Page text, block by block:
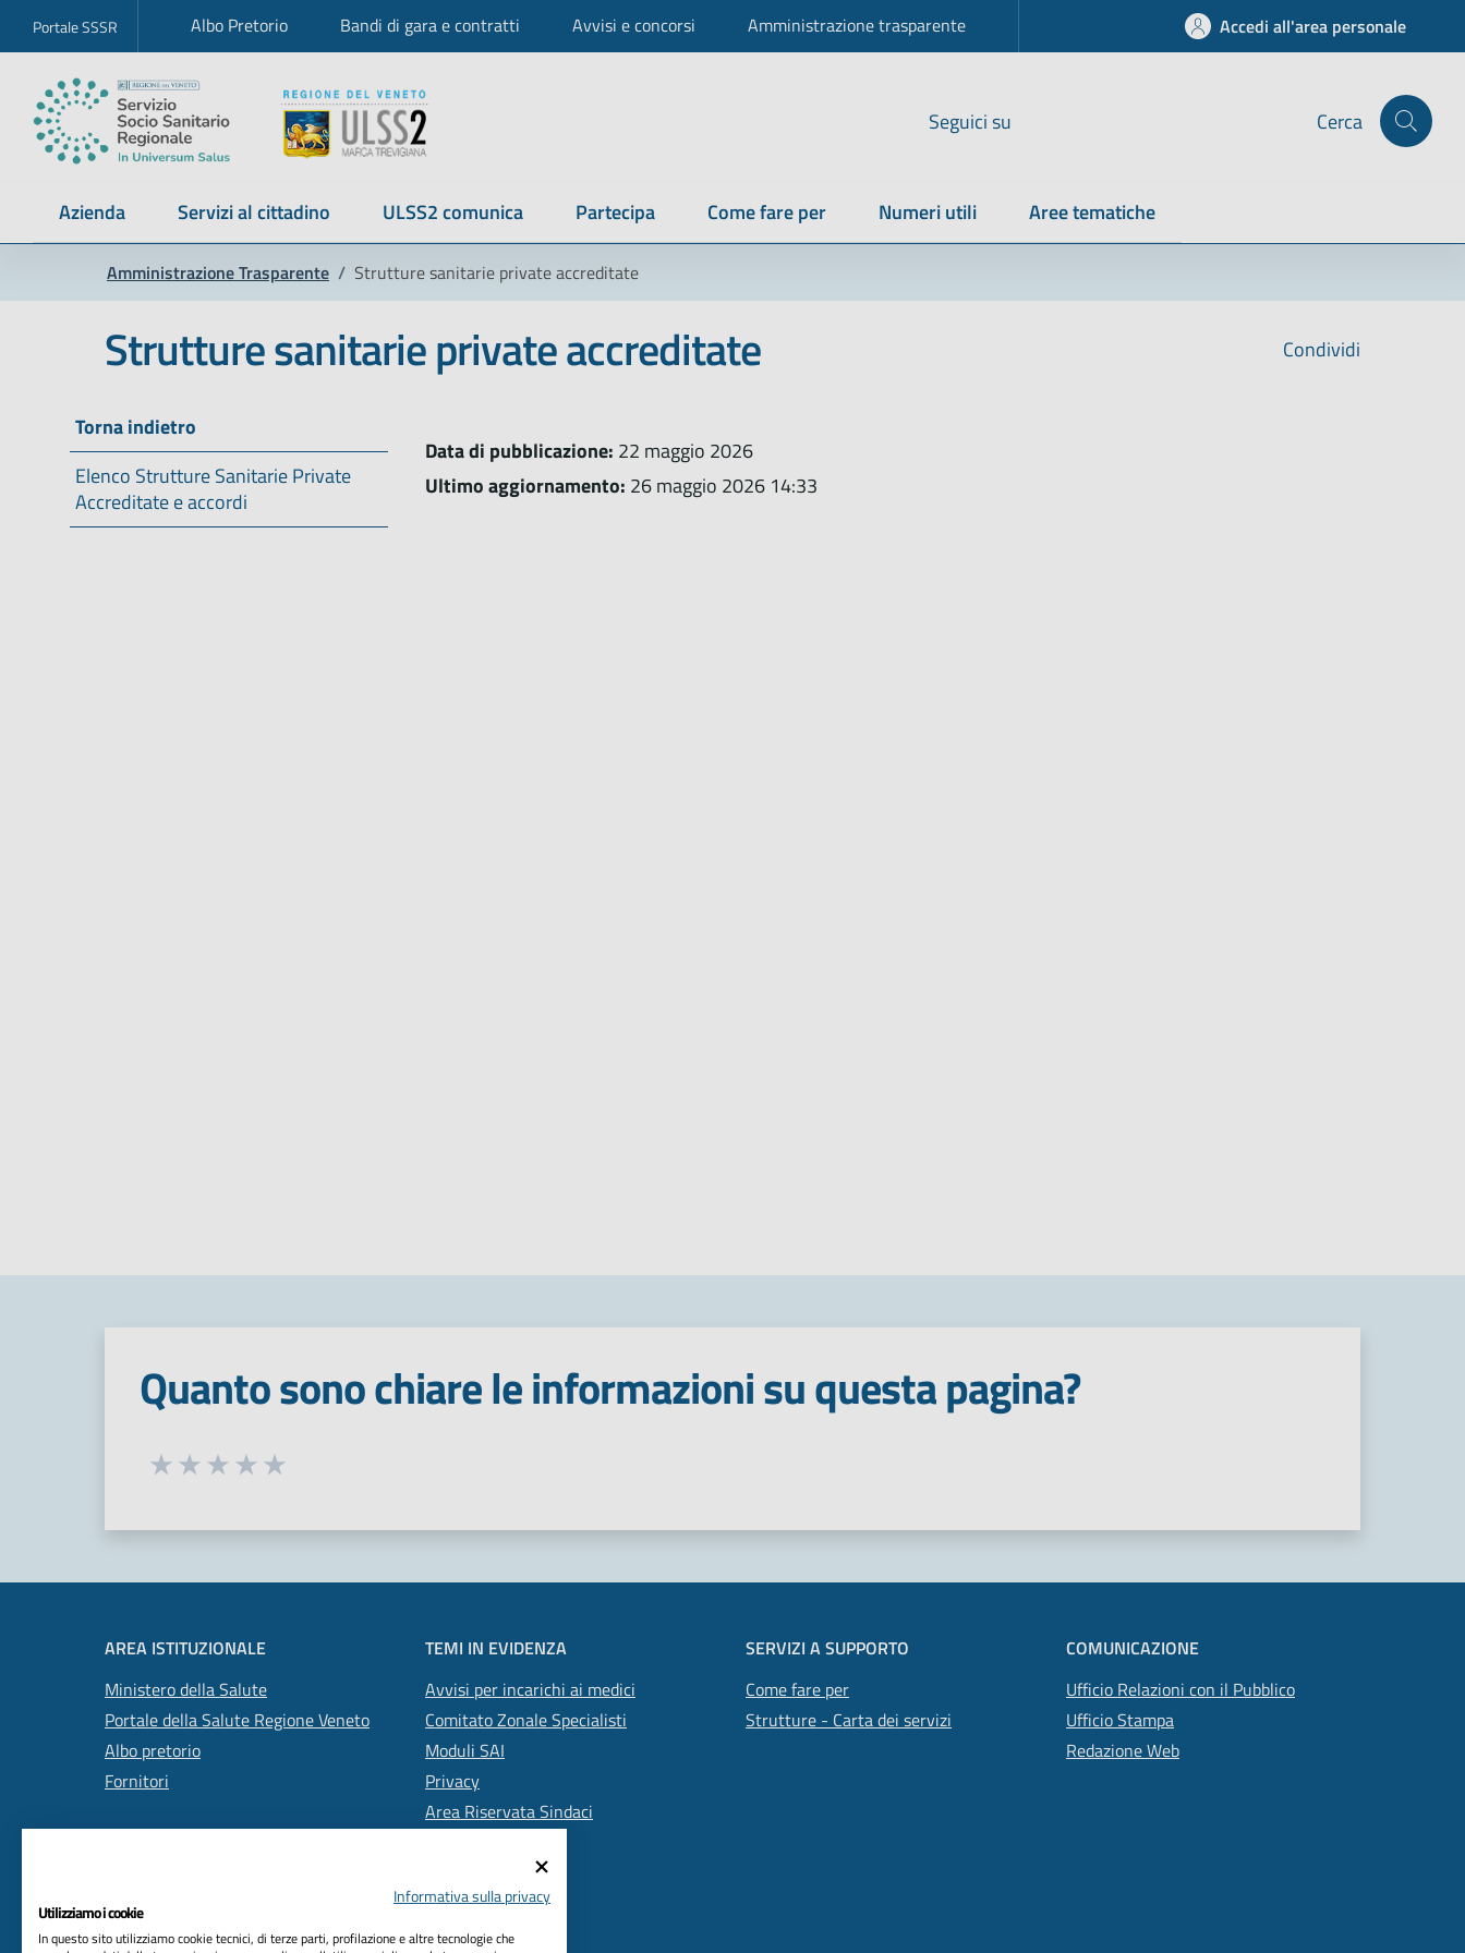
Portale SSSR Albo Pretorio Bandi di gara e contratti Avvisi e concorsi Amministrazione trasparente Accedi all'area personale
Seguici su Cerca
Azienda Servizi al cittadino ULSS2 comunica Partecipa Come fare per Numeri utili Aree tematiche
Amministrazione Trasparente / Strutture sanitarie private accreditate
Condividi
Strutture sanitarie private accreditate
Torna indietro
Elenco Strutture Sanitarie Private
Accreditate e accordi
Data di pubblicazione: 22 maggio 2026
Ultimo aggiornamento: 26 maggio 2026 14:33
Quanto sono chiare le informazioni su questa pagina?
Seleziona una valutazione da 1 a 5 stelle
AREA ISTITUZIONALE
Ministero della Salute
Portale della Salute Regione Veneto
Albo pretorio
Fornitori
TEMI IN EVIDENZA
Avvisi per incarichi ai medici
Comitato Zonale Specialisti
Moduli SAI
Privacy
Area Riservata Sindaci
SERVIZI A SUPPORTO
Come fare per
Strutture - Carta dei servizi
COMUNICAZIONE
Ufficio Relazioni con il Pubblico
Ufficio Stampa
Redazione Web
Informativa sulla privacy
Utilizziamo i cookie
In questo sito utilizziamo cookie tecnici, di terze parti, profilazione e altre tecnologie che